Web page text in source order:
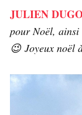
JULIEN
pour Noël, ainsi
😉 Joyeux noël